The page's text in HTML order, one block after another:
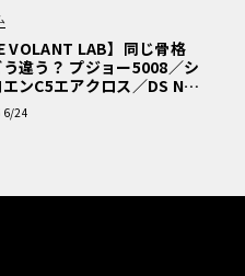
VOLANT LAB】同じ骨格
違う？ プジョー5008／シ
エンC5エアクロス／DS Nº4
気乗りレポート
6/24